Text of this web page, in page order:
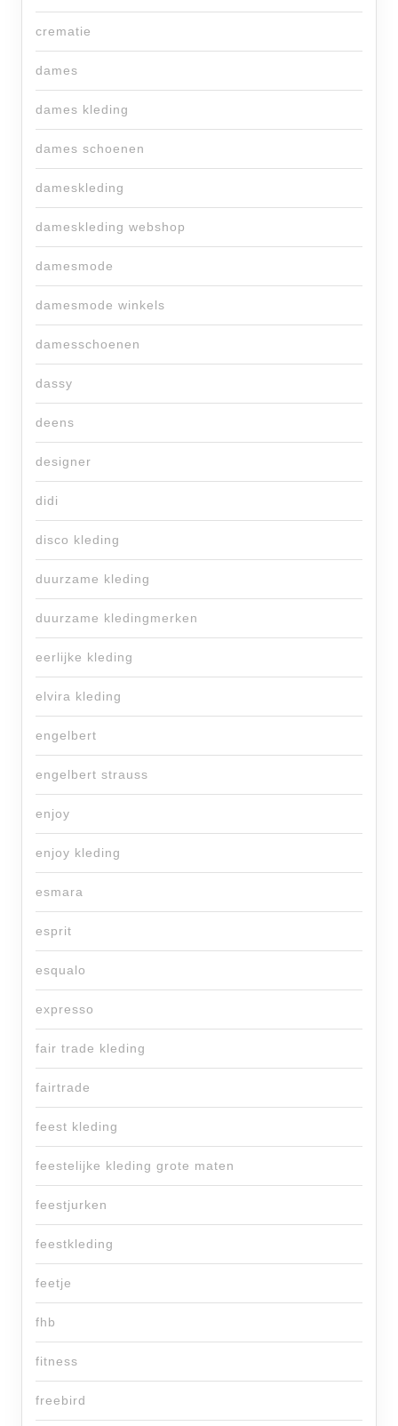
crematie
dames
dames kleding
dames schoenen
dameskleding
dameskleding webshop
damesmode
damesmode winkels
damesschoenen
dassy
deens
designer
didi
disco kleding
duurzame kleding
duurzame kledingmerken
eerlijke kleding
elvira kleding
engelbert
engelbert strauss
enjoy
enjoy kleding
esmara
esprit
esqualo
expresso
fair trade kleding
fairtrade
feest kleding
feestelijke kleding grote maten
feestjurken
feestkleding
feetje
fhb
fitness
freebird